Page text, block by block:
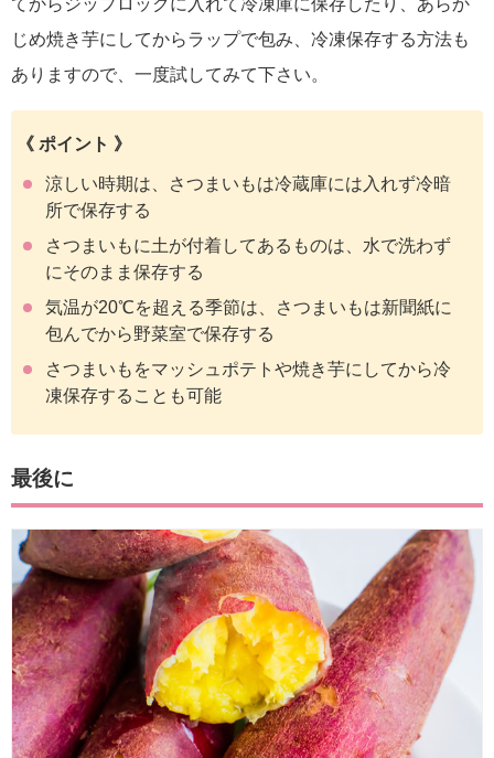
てからジップロックに入れて冷凍庫に保存したり、あらか
じめ焼き芋にしてからラップで包み、冷凍保存する方法も
ありますので、一度試してみて下さい。
《 ポイント 》
涼しい時期は、さつまいもは冷蔵庫には入れず冷暗
所で保存する
さつまいもに土が付着してあるものは、水で洗わず
にそのまま保存する
気温が20℃を超える季節は、さつまいもは新聞紙に
包んでから野菜室で保存する
さつまいもをマッシュポテトや焼き芋にしてから冷
凍保存することも可能
最後に